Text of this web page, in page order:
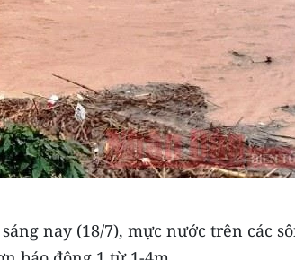
nay (18/7), mực nước trên các